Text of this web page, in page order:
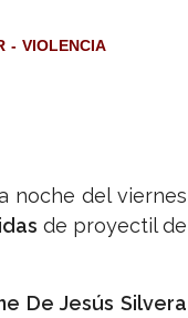
VIOLENCIA
noche del viernes
de proyectil de
De Jesús Silvera